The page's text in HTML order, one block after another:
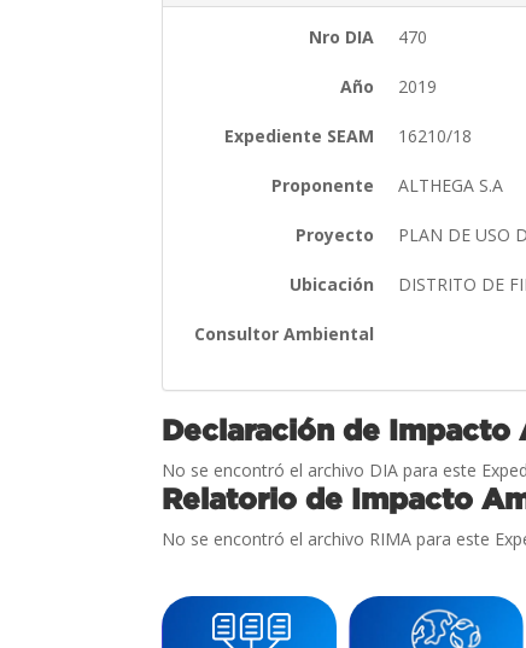
Nro DIA 470
Año 2019
Expediente SEAM 16210/18
Proponente ALTHEGA S.A
Proyecto PLAN DE USO
Ubicación DISTRITO DE
Consultor Ambiental
Declaración de Impacto
No se encontró el archivo DIA para este
Relatorio de Impacto
No se encontró el archivo RIMA para este